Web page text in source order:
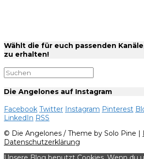
Wählt die für euch passenden
zu erhalten!
Die Angelones auf Instagram
Facebook Twitter Instagram Pinterest
LinkedIn RSS
© Die Angelones / Theme by Solo Pine |
Datenschutzerklärung